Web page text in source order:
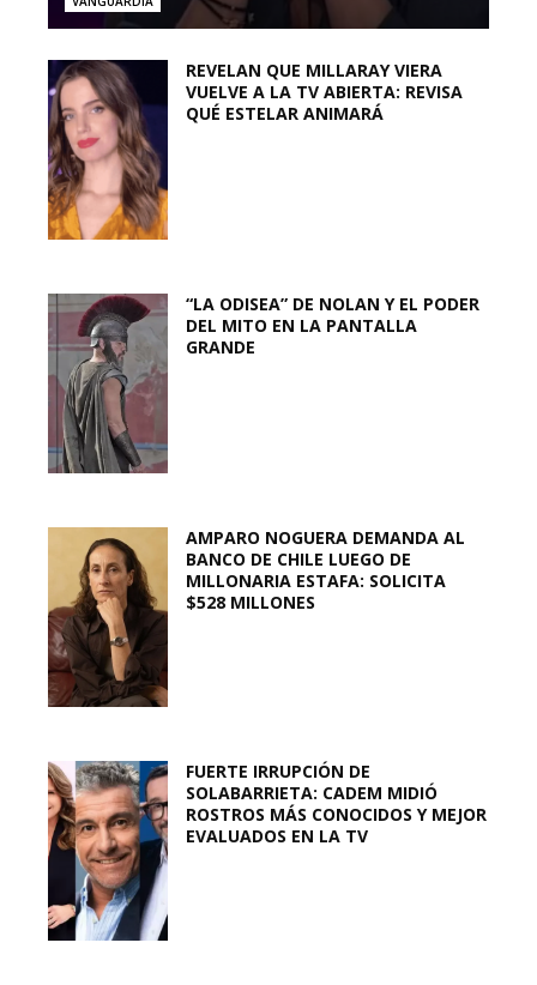
REVELAN QUE MILLARAY VIERA
VUELVE A LA TV ABIERTA: REVISA
QUÉ ESTELAR ANIMARÁ
“LA ODISEA” DE NOLAN Y EL PODER
DEL MITO EN LA PANTALLA
GRANDE
AMPARO NOGUERA DEMANDA AL
BANCO DE CHILE LUEGO DE
MILLONARIA ESTAFA: SOLICITA
$528 MILLONES
FUERTE IRRUPCIÓN DE
SOLABARRIETA: CADEM MIDIÓ
ROSTROS MÁS CONOCIDOS Y MEJOR
EVALUADOS EN LA TV